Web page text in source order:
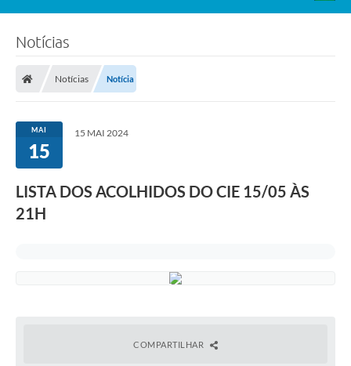
Notícias
Notícias Notícia
MAI
15
15 MAI 2024
LISTA DOS ACOLHIDOS DO CIE 15/05 ÀS
21H
COMPARTILHAR